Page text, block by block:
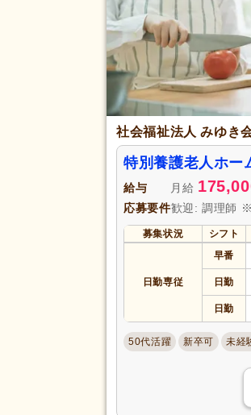
転勤
アクセス 駅近
社会福祉法人 みゆき
特別養護老人ホー
給与 月給
応募要件歓迎: 調理師 ※
募集状況 シフト
日勤専従
早番
日勤
日勤
50代活躍 新卒可 未経